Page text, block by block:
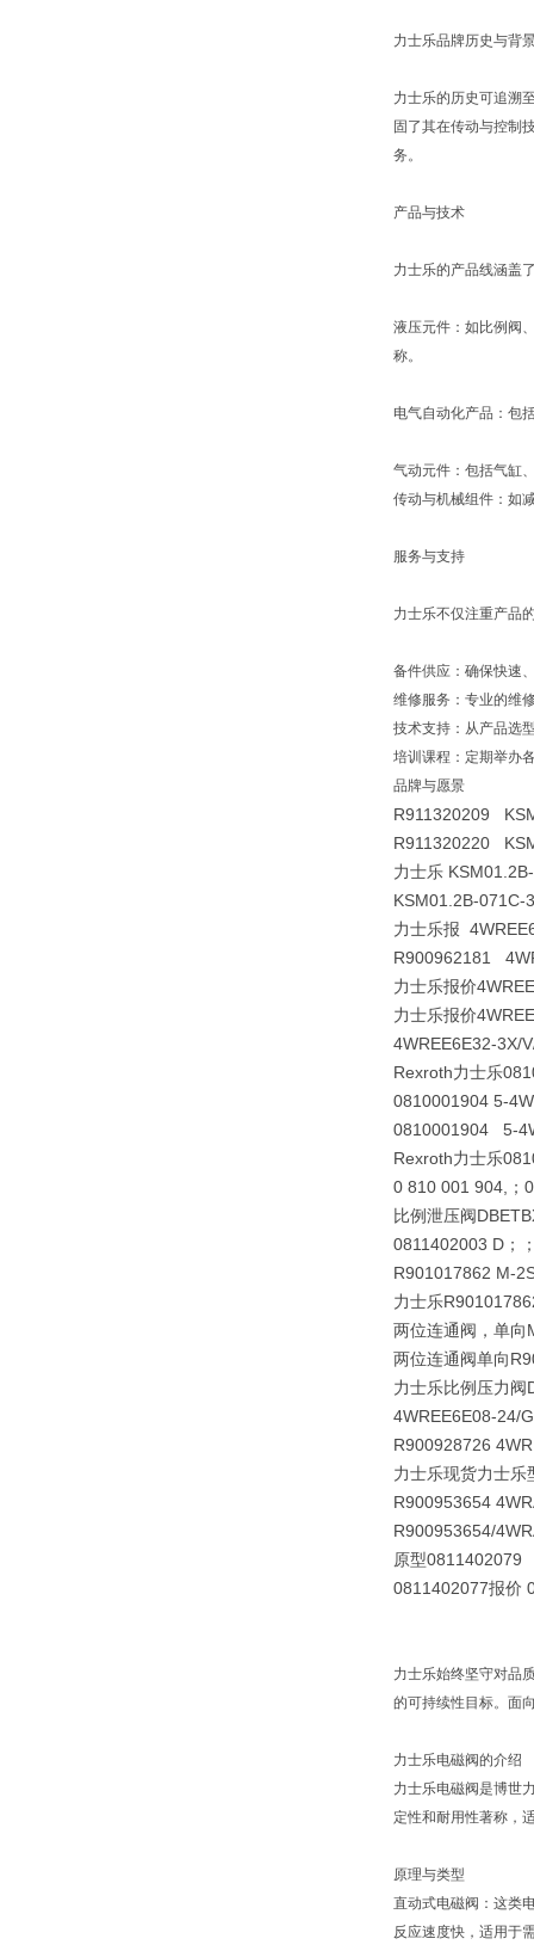
力士乐品牌历史与背
力士乐的历史可追溯
固了其在传动与控制
务。
产品与技术
力士乐的产品线涵盖
液压元件：如比例阀
称。
电气自动化产品：包
气动元件：包括气缸
传动与机械组件：如
服务与支持
力士乐不仅注重产品
备件供应：确保快速
维修服务：专业的维
技术支持：从产品选
培训课程：定期举办
品牌与愿景
R911320209
R911320220
力士乐
KSM01.2B-071C-
力士乐报
R900962181
力士乐报价
力士乐报价
4WREE6E32-3X/
Rexroth力士乐
0810001904 5-
0810001904 5-
Rexroth力士乐
0 810 001 904,；
比例泄压阀
0811402003 D；
R901017862 M-
力士乐
两位连通阀，单向
两位连通阀单向
力士乐比例压力阀
4WREE6E08-24/
R900928726
力士乐现货力士
R900953654
R900953654/
原型0811402079
0811402077报价
力士乐始终坚守对品
的可持续性目标。面
力士乐电磁阀的介绍
力士乐电磁阀是博世
定性和耐用性著称，
原理与类型
直动式电磁阀：这类
反应速度快，适用于